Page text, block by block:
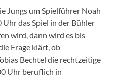
Jungs um Spielführer Noah
das Spiel in der Bühler
wird, dann wird es bis
Frage klärt, ob
Bechtel die rechtzeitige
Uhr beruflich in